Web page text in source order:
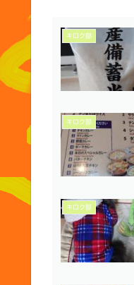
キロク部
キロク部
キロク部